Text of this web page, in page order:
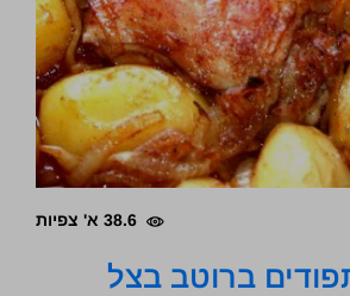
38.6 א' צפיות
ברוטב בצל